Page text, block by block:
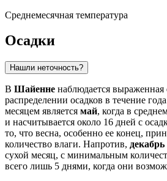
Среднемесячная температура
Осадки
Нашли неточность?
В Шайенне наблюдается выраженная
распределении осадков в течение
месяцем является май, когда в
и насчитывается около 16 дней с
то, что весна, особенно ее конец,
количество влаги. Напротив, декабрь
сухой месяц, с минимальным
всего лишь 5 днями, когда они